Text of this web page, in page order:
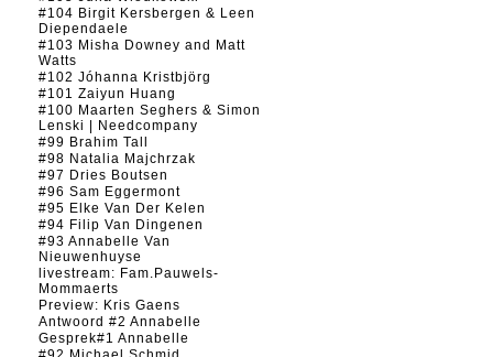
#104 Birgit Kersbergen & Leen
Diependaele
#103 Misha Downey and Matt
Watts
#102 Jóhanna Kristbjörg
#101 Zaiyun Huang
#100 Maarten Seghers & Simon
Lenski | Needcompany
#99 Brahim Tall
#98 Natalia Majchrzak
#97 Dries Boutsen
#96 Sam Eggermont
#95 Elke Van Der Kelen
#94 Filip Van Dingenen
#93 Annabelle Van
Nieuwenhuyse
livestream: Fam.Pauwels-
Mommaerts
Preview: Kris Gaens
Antwoord #2 Annabelle
Gesprek#1 Annabelle